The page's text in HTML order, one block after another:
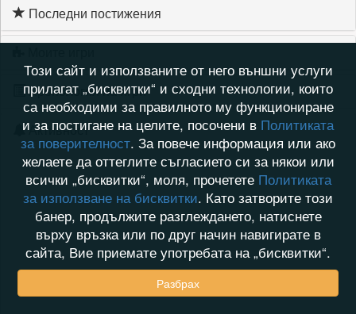
Последни постижения
Хронология на игри
Активност
Този сайт и използваните от него външни услуги
прилагат „бисквитки“ и сходни технологии, които
са необходими за правилното му функциониране
и за постигане на целите, посочени в Политиката
за поверителност. За повече информация или ако
желаете да оттеглите съгласието си за някои или
всички „бисквитки“, моля, прочетете Политиката
за използване на бисквитки. Като затворите този
банер, продължите разглеждането, натиснете
върху връзка или по друг начин навигирате в
сайта, Вие приемате употребата на „бисквитки“.
Разбрах